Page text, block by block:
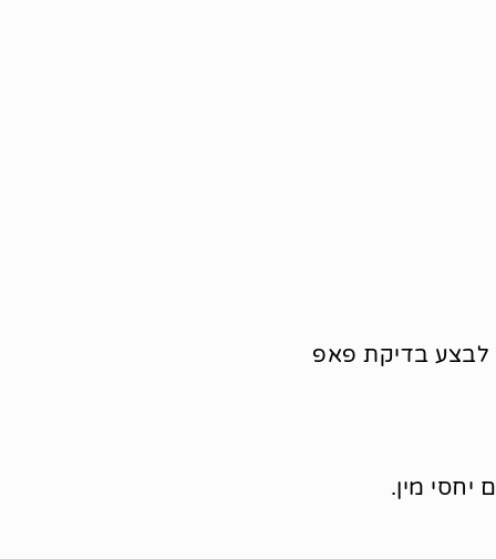
עליך לבצע בדיקת פאפ